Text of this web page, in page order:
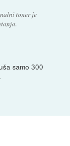
toner je
samo 300